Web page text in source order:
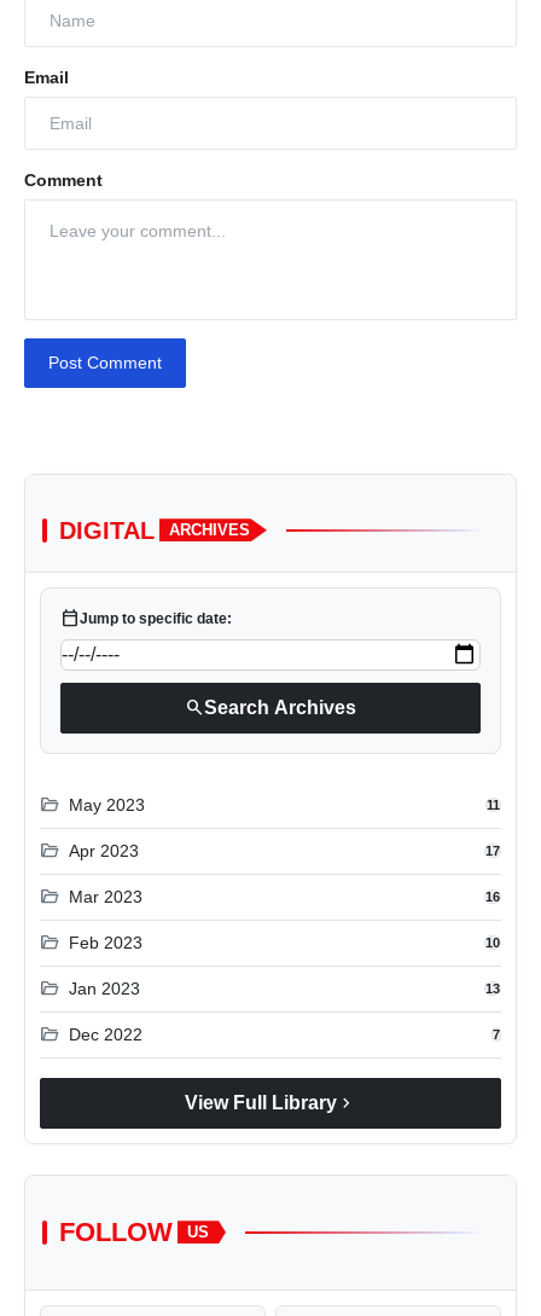
Email
Comment
Post Comment
DIGITAL ARCHIVES
calendar_todayJump to specific date:
searchSearch Archives
folder_open May 2023 11
folder_open Apr 2023 17
folder_open Mar 2023 16
folder_open Feb 2023 10
folder_open Jan 2023 13
folder_open Dec 2022 7
View Full Library chevron_right
FOLLOW US